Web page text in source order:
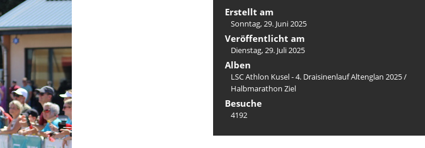
Erstellt am
Sonntag, 29. Juni 2025
Veröffentlicht am
Dienstag, 29. Juli 2025
Alben
LSC Athlon Kusel - 4. Draisinenlauf Altenglan 2025/
Halbmarathon Ziel
Besuche
4192